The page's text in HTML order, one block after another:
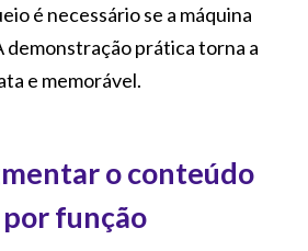
é necessário se a máquina
demonstração prática torna a
e memorável.
o conteúdo
função